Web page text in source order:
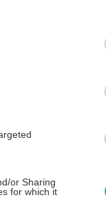
or Sharing
for which it